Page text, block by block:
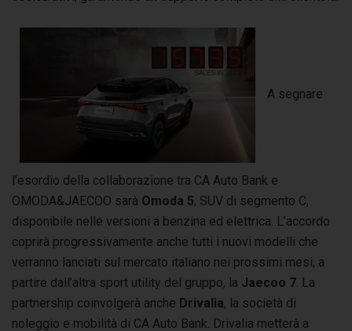
A segnare
l’esordio della collaborazione tra CA Auto Bank e
OMODA&JAECOO sarà Omoda 5, SUV di segmento C,
disponibile nelle versioni a benzina ed elettrica. L’accordo
coprirà progressivamente anche tutti i nuovi modelli che
verranno lanciati sul mercato italiano nei prossimi mesi, a
partire dall’altra sport utility del gruppo, la Jaecoo 7 . La
partnership coinvolgerà anche Drivalia, la società di
noleggio e mobilità di CA Auto Bank. Drivalia metterà a